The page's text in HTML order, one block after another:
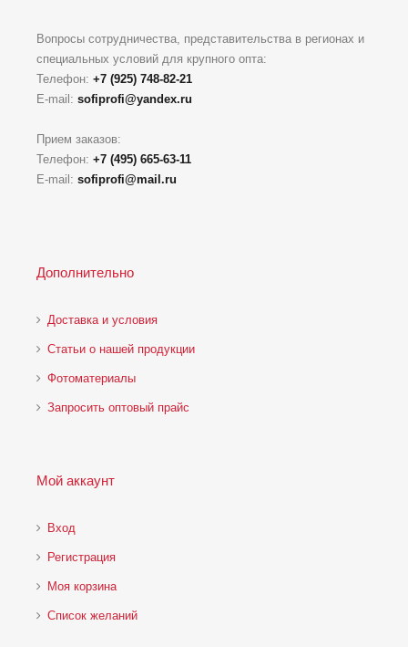
Вопросы сотрудничества, представительства в регионах и
специальных условий для крупного опта:
Телефон: +7 (925) 748-82-21
E-mail: sofiprofi@yandex.ru
Прием заказов:
Телефон: +7 (495) 665-63-11
E-mail: sofiprofi@mail.ru
Дополнительно
Доставка и условия
Статьи о нашей продукции
Фотоматериалы
Запросить оптовый прайс
Мой аккаунт
Вход
Регистрация
Моя корзина
Cписок желаний